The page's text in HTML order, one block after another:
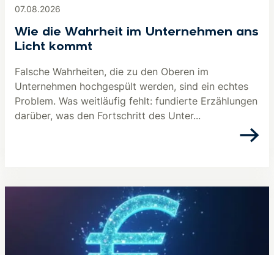
07.08.2026
Wie die Wahrheit im Unternehmen ans
Licht kommt
Falsche Wahrheiten, die zu den Oberen im
Unternehmen hochgespült werden, sind ein echtes
Problem. Was weitläufig fehlt: fundierte Erzählungen
darüber, was den Fortschritt des Unter...